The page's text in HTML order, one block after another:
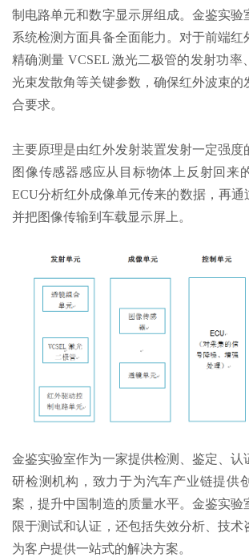
制电路单元和数字显示屏组成。金鉴实验
系统检测方面具备全面能力。对于前端红
精确测量 VCSEL 激光二极管的发射功率
光束发散角等关键参数，确保红外波束的
合要求。
主要原理是由红外发射装置发射一定强度
图像传感器感应从目标物体上反射回来
ECU分析红外成像单元传来的数据，再通
并把图像传输到车载显示屏上。
金鉴实验室作为一家提供检测、鉴定、认
研检测机构，致力于为汽车产业链提供
案，提升中国制造的质量水平。金鉴实验
限于测试和认证，还包括失效分析、技术
为客户提供一站式的解决方案。